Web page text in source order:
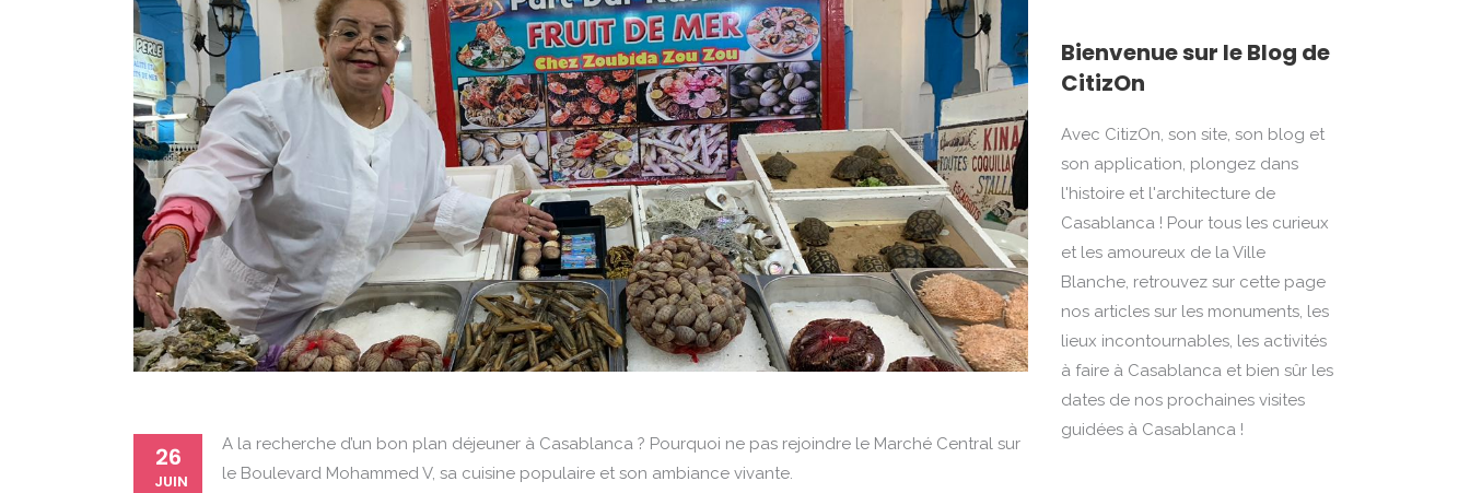
26
JUIN
A la recherche d’un bon plan déjeuner à Casablanca ? Pourquoi ne pas rejoindre le Marché Central sur
le Boulevard Mohammed V, sa cuisine populaire et son ambiance vivante.
Bienvenue sur le Blog de
CitizOn
Avec CitizOn, son site, son blog et
son application, plongez dans
l'histoire et l'architecture de
Casablanca ! Pour tous les curieux
et les amoureux de la Ville
Blanche, retrouvez sur cette page
nos articles sur les monuments, les
lieux incontournables, les activités
à faire à Casablanca et bien sûr les
dates de nos prochaines visites
guidées à Casablanca !